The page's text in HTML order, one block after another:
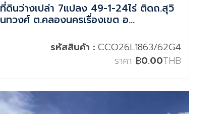
ที่ดินว่างเปล่า 7แปลง 49-1-24ไร่ ติดถ.สุวิ
นทวงศ์ ต.คลองนครเรื่องเขต อ...
รหัสสินค้า : CCO26L1863/62G4
ราคา ฿0.00THB